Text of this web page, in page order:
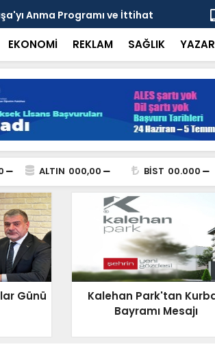
Anma Programı ve İttihat
Şehrin
Adresi
EKONOMİ REKLAM SAĞLIK
ALTIN 000,00 BİST 00.000
Günü
Kalehan Park'tan
Bayramı Mesajı